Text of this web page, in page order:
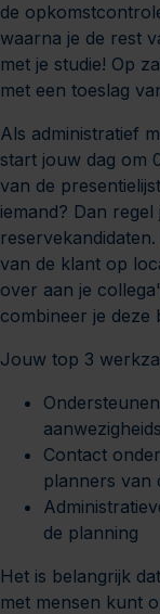
de
waarna je de rest
met je studie! Op
met een toeslag
Als administratief
start jouw dag om
van de
iemand? Dan
van de klant op
over aan je
combineer je deze
Jouw top 3
Contact
planners van
de planning
Het is belangrijk
met mensen kunt